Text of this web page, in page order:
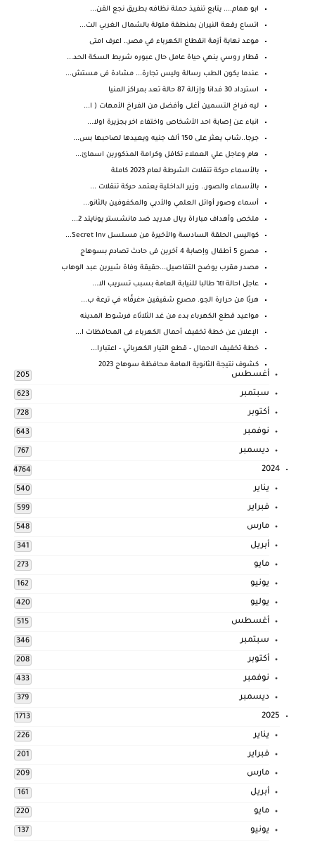
ابو همام.... يتابع تنفيذ حملة نظافه بطريق نجع القن...
اتساع رقعة النيران بمنطقة ملولة بالشمال الغربي الت...
موعد نهاية أزمة انقطاع الكهرباء في مصر.. اعرف امتى
قطار روسي ينهي حياة عامل حال عبوره شريط السكة الحد...
عندما يكون الطب رسالة وليس تجارة... مشادة فى مستش...
استرداد 30 فدانا وإزالة 87 حالة تعد بمراكز المنيا
ليه فراخ التسمين أغلى وأفضل من الفراخ الأمهات ( ا...
انباء عن إصابة احد الأشخاص واختفاء اخر بجزيرة اولا...
جرجا..شاب يعثر على 150 ألف جنيه ويعيدها لصاحبها بس...
هام وعاجل علي العملاء تكافل وكرامة المذكورين اسمائ...
بالأسماء حركة تنقلات الشرطة لعام 2023 كاملة
بالأسماء والصور.. وزير الداخلية يعتمد حركة تنقلات ...
أسماء وصور أوائل العلمي والأدبي والمكفوفين بالثانو...
ملخص وأهداف مباراة ريال مدريد ضد مانشستر يونايتد 2...
كواليس الحلقة السادسة والأخيرة من مسلسل Secret Inv...
مصرع 5 أطفال وإصابة 4 أخرين فى حادث تصادم بسوهاج
مصدر مقرب يوضح التفاصيل...حقيقة وفاة شيرين عبد الوهاب
عاجل احالة ٦٤١ طالبا للنيابة العامة بسبب تسريب الا...
هربًا من حرارة الجو. مصرع شقيقين «غرقًا» في ترعة ب...
مواعيد قطع الكهرباء بدء من غد الثلاثاء فرشوط المدينه
الإعلان عن خطة تخفيف أحمال الكهرباء فى المحافظات ا...
خطة تخفيف الاحمال - قطع التيار الكهربائي - اعتبارا...
كشوف نتيجة الثانوية العامة محافظة سوهاج 2023
أغسطس 205
سبتمبر 623
أكتوبر 728
نوفمبر 643
ديسمبر 767
2024
4764
يناير 540
فبراير 599
مارس 548
أبريل 341
مايو 273
يونيو 162
يوليو 420
أغسطس 515
سبتمبر 346
أكتوبر 208
نوفمبر 433
ديسمبر 379
2025
1713
يناير 226
فبراير 201
مارس 209
أبريل 161
مايو 220
يونيو 137